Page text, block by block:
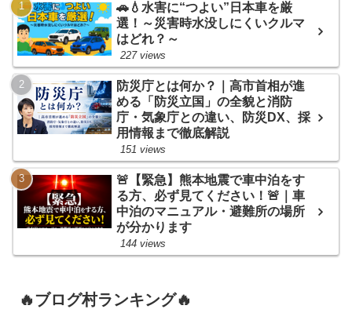
🚗💧水害に“つよい”日本車を厳
選！～災害時水没しにくいクルマ
はどれ？～
227 views
防災庁とは何か？｜高市首相が進
める「防災立国」の全貌と消防
庁・気象庁との違い、防災DX、採
用情報まで徹底解説
151 views
🚨【緊急】熊本地震で車中泊をす
る方、必ず見てください！🚨｜車
中泊のマニュアル・避難所の場所
が分かります
144 views
🔥ブログ村ランキング🔥